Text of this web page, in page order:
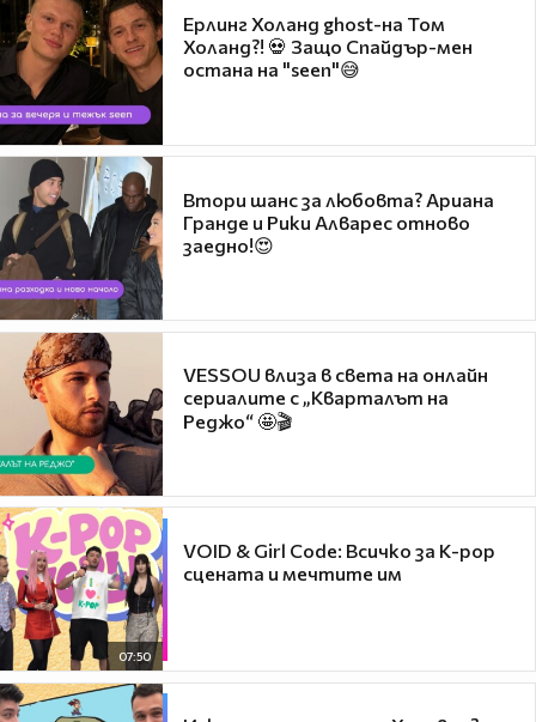
Ерлинг Холанд ghost-на Том
Холанд?! 💀 Защо Спайдър-мен
остана на "seen"😅
Втори шанс за любовта? Ариана
Гранде и Рики Алварес отново
заедно!😍
VESSOU влиза в света на онлайн
сериалите с „Кварталът на
Реджо“ 🤩🎬
07:50
VOID & Girl Code: Всичко за K-pop
сцената и мечтите им